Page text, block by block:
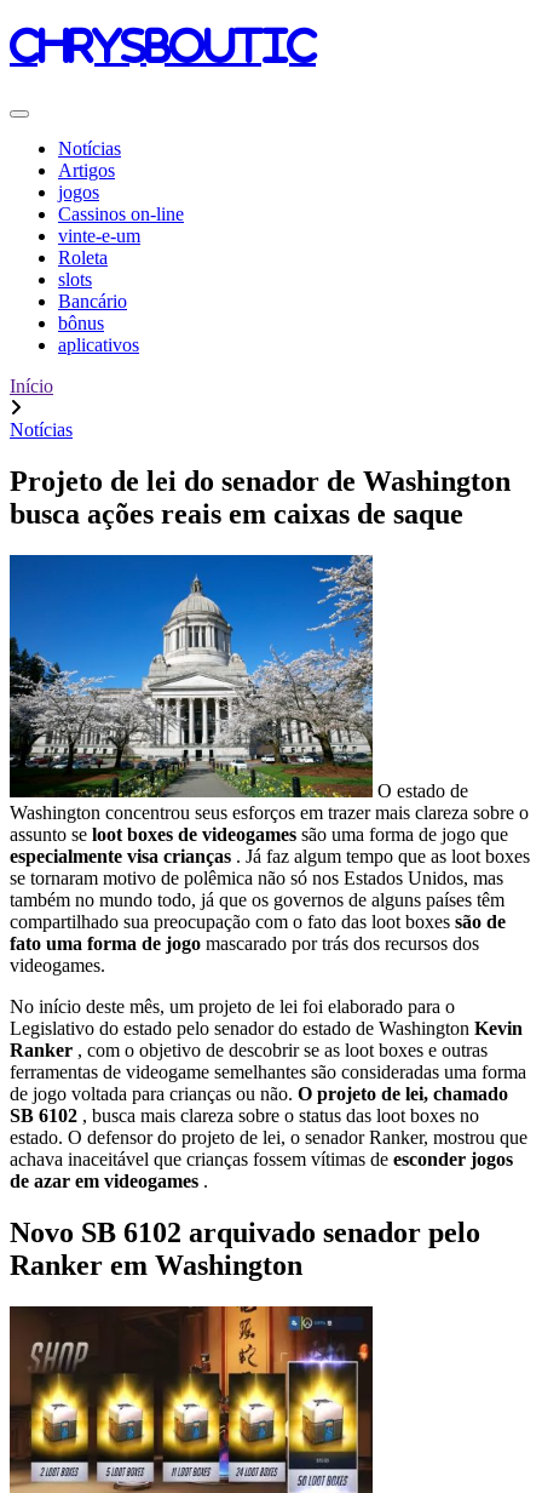
chrysboutic
Notícias
Artigos
jogos
Cassinos on-line
vinte-e-um
Roleta
slots
Bancário
bônus
aplicativos
Início
Notícias
Projeto de lei do senador de Washington
busca ações reais em caixas de saque
O estado de
Washington concentrou seus esforços em trazer mais clareza sobre o
assunto se loot boxes de videogames são uma forma de jogo que
especialmente visa crianças . Já faz algum tempo que as loot boxes
se tornaram motivo de polêmica não só nos Estados Unidos, mas
também no mundo todo, já que os governos de alguns países têm
compartilhado sua preocupação com o fato das loot boxes são de
fato uma forma de jogo mascarado por trás dos recursos dos
videogames.
No início deste mês, um projeto de lei foi elaborado para o
Legislativo do estado pelo senador do estado de Washington Kevin
Ranker , com o objetivo de descobrir se as loot boxes e outras
ferramentas de videogame semelhantes são consideradas uma forma
de jogo voltada para crianças ou não. O projeto de lei, chamado
SB 6102 , busca mais clareza sobre o status das loot boxes no
estado. O defensor do projeto de lei, o senador Ranker, mostrou que
achava inaceitável que crianças fossem vítimas de esconder jogos
de azar em videogames .
Novo SB 6102 arquivado senador pelo
Ranker em Washington